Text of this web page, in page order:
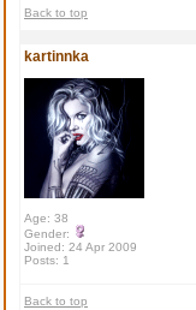
Back to top
kartinnka
Age: 38
Gender:
Joined: 24 Apr 2009
Posts: 1
Back to top